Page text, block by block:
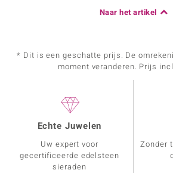
Naar het artikel
* Dit is een geschatte prijs. De
moment veranderen. Prijs
Echte Juwelen
Uw expert voor
gecertificeerde edelsteen
sieraden
Zonder